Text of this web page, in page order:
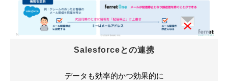
Salesforceとの連携
データも効率的かつ効果的に